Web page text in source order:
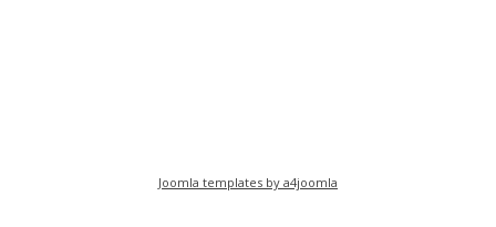
Joomla templates by a4joomla